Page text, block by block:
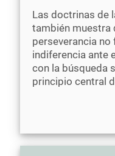
Las doctrinas de
también muestra
perseverancia
indiferencia ante
con la búsqueda
principio central